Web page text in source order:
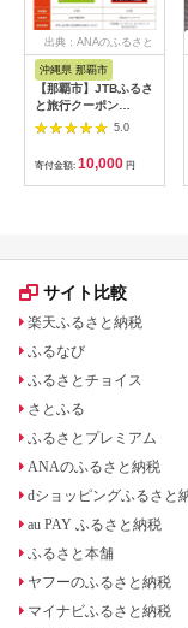
出典：ANAのふるさと
沖縄県 那覇市
【那覇市】JTBふるさ
と旅行クーポン
（3,000円分）有効期
間3年（Eメール発
行）｜旅行 トラベル
予約 国内旅行 JTB 宿
泊 観光 体験 旅行券
人気 おすすめ 旅行ク
ン ネット予約 電話 有
5.0
寄付金額: 10,000 円
サイト比較
楽天ふるさと納税
ふるなび
ふるさとチョイス
さとふる
ふるさとプレミアム
ANAのふるさと納税
dショッピングふるさと
au PAY ふるさと納税
ふるさと本舗
ヤフーのふるさと納税
マイナビふるさと納税